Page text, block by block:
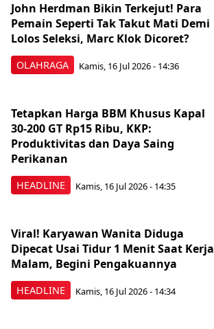
OLAHRAGA
John Herdman Bikin Terkejut! Para
Pemain Seperti Tak Takut Mati Demi
Lolos Seleksi, Marc Klok Dicoret?
Kamis, 16 Jul 2026 - 14:36
HEADLINE
Tetapkan Harga BBM Khusus Kapal
30-200 GT Rp15 Ribu, KKP:
Produktivitas dan Daya Saing
Perikanan
Kamis, 16 Jul 2026 - 14:35
HEADLINE
Viral! Karyawan Wanita Diduga
Dipecat Usai Tidur 1 Menit Saat Kerja
Malam, Begini Pengakuannya
Kamis, 16 Jul 2026 - 14:34